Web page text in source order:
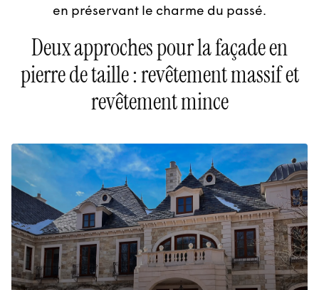
en préservant le charme du passé.
Deux approches pour la façade en
pierre de taille : revêtement massif et
revêtement mince